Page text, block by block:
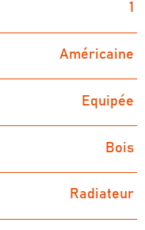
1
Américaine
Equipée
Bois
Radiateur